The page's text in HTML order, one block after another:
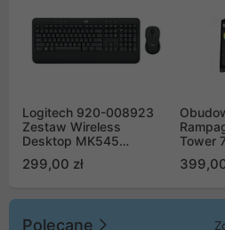
Logitech 920-008923
Zestaw Wireless
Desktop MK545
299,00 zł
Tower
Polecane